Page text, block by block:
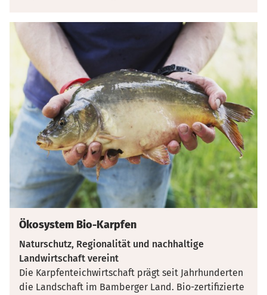
Ökosystem Bio-Karpfen
Naturschutz, Regionalität und nachhaltige
Landwirtschaft vereint
Die Karpfenteichwirtschaft prägt seit Jahrhunderten
die Landschaft im Bamberger Land. Bio-zertifizierte